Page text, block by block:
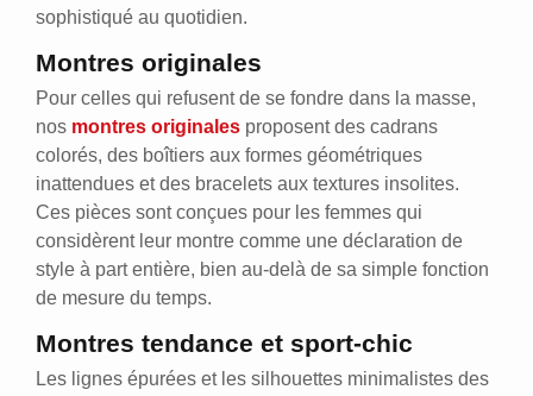
sophistiqué au quotidien.
Montres originales
Pour celles qui refusent de se fondre dans la masse,
nos montres originales proposent des cadrans
colorés, des boîtiers aux formes géométriques
inattendues et des bracelets aux textures insolites.
Ces pièces sont conçues pour les femmes qui
considèrent leur montre comme une déclaration de
style à part entière, bien au-delà de sa simple fonction
de mesure du temps.
Montres tendance et sport-chic
Les lignes épurées et les silhouettes minimalistes des